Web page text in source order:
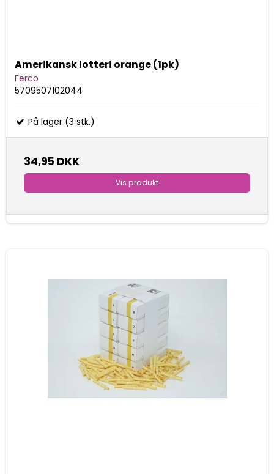
Amerikansk lotteri orange (1pk)
Ferco
5709507102044
På lager (3 stk.)
34,95 DKK
Vis produkt